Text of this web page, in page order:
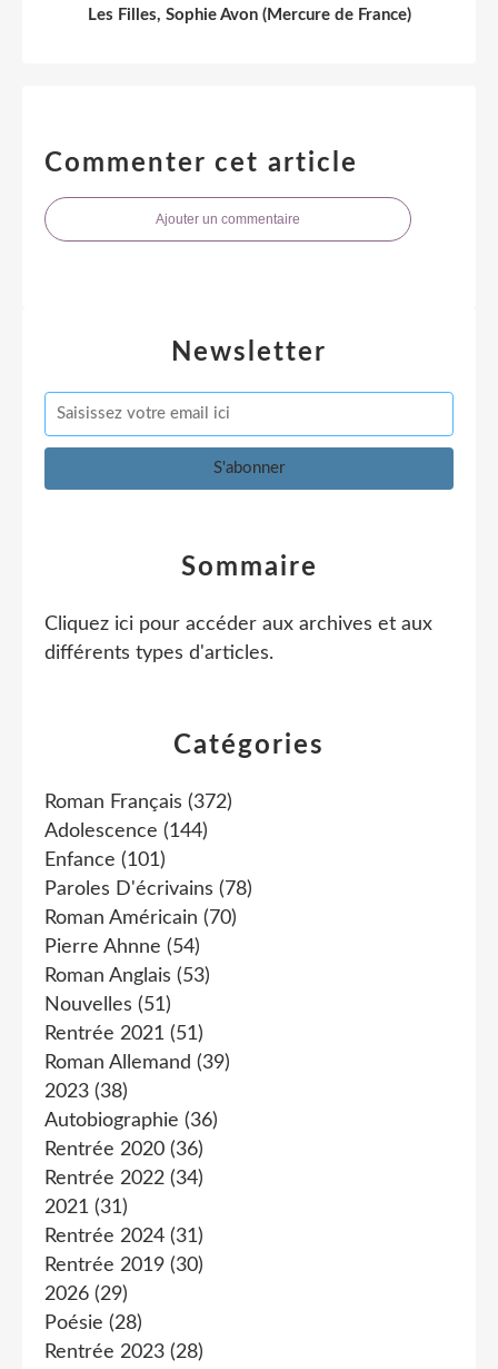
Les Filles, Sophie Avon (Mercure de France)
Commenter cet article
Ajouter un commentaire
Newsletter
Catégories
Roman Français (372)
Adolescence (144)
Enfance (101)
Paroles D'écrivains (78)
Roman Américain (70)
Pierre Ahnne (54)
Roman Anglais (53)
Nouvelles (51)
Rentrée 2021 (51)
Roman Allemand (39)
2023 (38)
Autobiographie (36)
Rentrée 2020 (36)
Rentrée 2022 (34)
2021 (31)
Rentrée 2024 (31)
Rentrée 2019 (30)
2026 (29)
Poésie (28)
Rentrée 2023 (28)
Sommaire
Cliquez ici pour accéder aux archives et aux
différents types d'articles.